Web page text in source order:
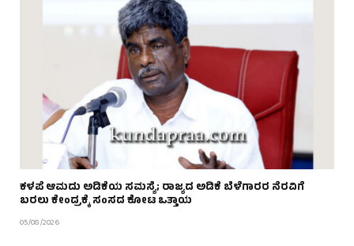
ಕಳಪೆ ಆಮದು ಅಡಿಕೆಯ ಸಮಸ್ಯೆ; ರಾಜ್ಯದ ಅಡಿಕೆ ಬೆಳೆಗಾರರ ನೆರವಿಗೆ
ಬರಲು ಕೇಂದ್ರಕ್ಕೆ ಸಂಸದ ಕೋಟ ಒತ್ತಾಯ
05/08/2026